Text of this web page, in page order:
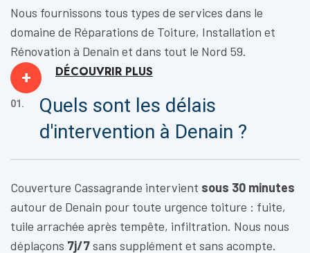
Nous fournissons tous types de services dans le
domaine de Réparations de Toiture, Installation et
Rénovation à Denain et dans tout le Nord 59.
+ DÉCOUVRIR PLUS
01.
Quels sont les délais
d'intervention à Denain ?
Couverture Cassagrande intervient sous 30 minutes
autour de Denain pour toute urgence toiture : fuite,
tuile arrachée après tempête, infiltration. Nous nous
déplaçons 7j/7sans supplément et sans acompte.